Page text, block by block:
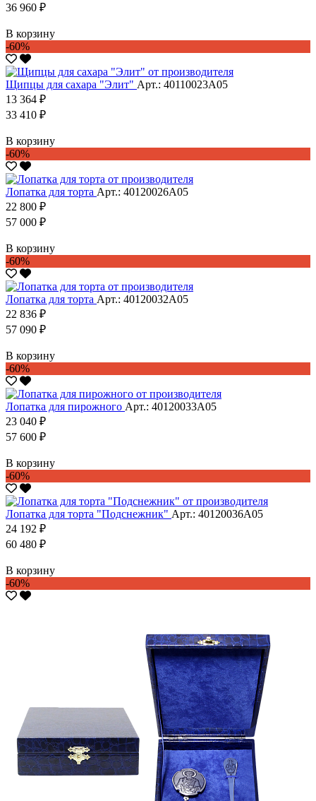
36 960 ₽
В корзину
-60%
Щипцы для сахара "Элит" Арт.: 40110023А05
13 364 ₽
33 410 ₽
В корзину
-60%
Лопатка для торта Арт.: 40120026А05
22 800 ₽
57 000 ₽
В корзину
-60%
Лопатка для торта Арт.: 40120032А05
22 836 ₽
57 090 ₽
В корзину
-60%
Лопатка для пирожного Арт.: 40120033А05
23 040 ₽
57 600 ₽
В корзину
-60%
Лопатка для торта "Подснежник" Арт.: 40120036А05
24 192 ₽
60 480 ₽
В корзину
-60%